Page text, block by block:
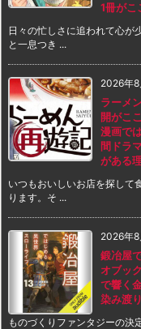
1冊がこ
日々の忙しさに追われて心が
と一息つき ...
2026年8
ラーメ
開がこ
漫画で
間ドラ
がある
いつもおいしいお店を探して
ります。そ ...
2026年8
鍛冶屋
オブッ
で響く
染み渡
ものづくりファンタジーの決